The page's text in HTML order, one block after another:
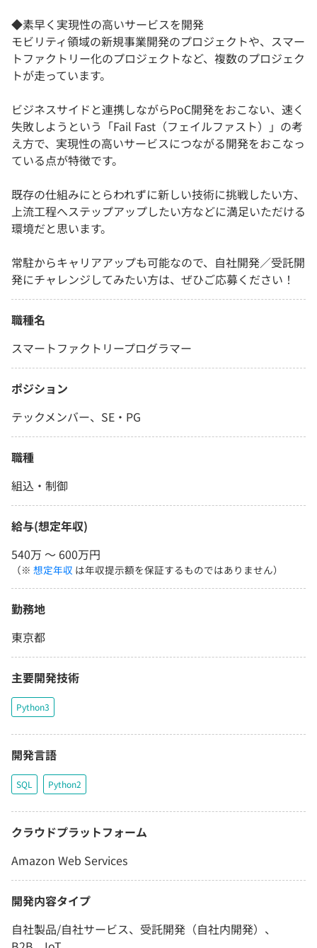
◆素早く実現性の高いサービスを開発
モビリティ領域の新規事業開発のプロジェクトや、スマー
トファクトリー化のプロジェクトなど、複数のプロジェク
トが走っています。
ビジネスサイドと連携しながらPoC開発をおこない、速く
失敗しようという「Fail Fast（フェイルファスト）」の考
え方で、実現性の高いサービスにつながる開発をおこなっ
ている点が特徴です。
既存の仕組みにとらわれずに新しい技術に挑戦したい方、
上流工程へステップアップしたい方などに満足いただける
環境だと思います。
常駐からキャリアアップも可能なので、自社開発／受託開
発にチャレンジしてみたい方は、ぜひご応募ください！
職種名
スマートファクトリープログラマー
ポジション
テックメンバー、SE・PG
職種
組込・制御
給与(想定年収)
540万 〜 600万円
（※ 想定年収 は年収提示額を保証するものではありません）
勤務地
東京都
主要開発技術
Python3
開発言語
SQL Python2
クラウドプラットフォーム
Amazon Web Services
開発内容タイプ
自社製品/自社サービス、受託開発（自社内開発）、